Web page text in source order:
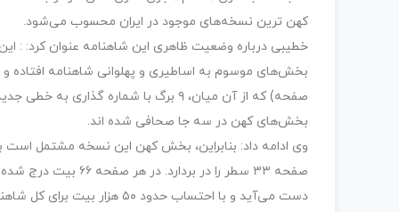
کهن ترین نسخه‌های موجود در ایران محسوب می‌شود.
خطیبی درباره وضعیت ظاهری این شاهنامه عنوان کرد: :
بخش‌های کهن در سه جا صحافی شده اند.
دست می‌آید و با احتساب حدود ۵۰ هزار بیت برای کل شاهنامه، بخش کهن این نسخه کمی بیش از یک چهارم بیت‌ها را در بردارد.